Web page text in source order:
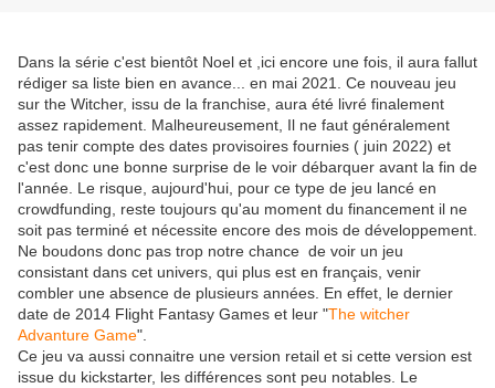
Dans la série c'est bientôt Noel et ,ici encore une fois, il aura fallut
rédiger sa liste bien en avance... en mai 2021. Ce nouveau jeu
sur the Witcher, issu de la franchise, aura été livré finalement
assez rapidement. Malheureusement, Il ne faut généralement
pas tenir compte des dates provisoires fournies ( juin 2022) et
c'est donc une bonne surprise de le voir débarquer avant la fin de
l'année. Le risque, aujourd'hui, pour ce type de jeu lancé en
crowdfunding, reste toujours qu'au moment du financement il ne
soit pas terminé et nécessite encore des mois de développement.
Ne boudons donc pas trop notre chance de voir un jeu
consistant dans cet univers, qui plus est en français, venir
combler une absence de plusieurs années. En effet, le dernier
date de 2014 Flight Fantasy Games et leur "The witcher
Advanture Game".
Ce jeu va aussi connaitre une version retail et si cette version est
issue du kickstarter, les différences sont peu notables. Le